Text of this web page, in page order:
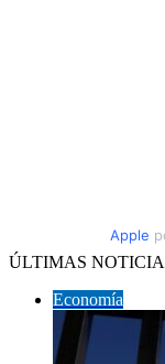
Apple
ÚLTIMAS
Economía